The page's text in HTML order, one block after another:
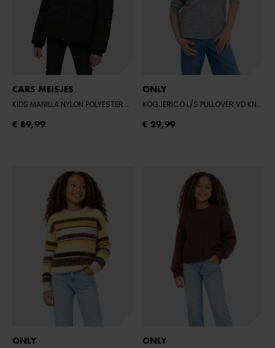
CARS MEISJES
KIDS MANILLA NYLON POLYESTER BLACK - 01 BLACK
€ 89,99
ONLY
KOGJERICO L/S PULLOVER VD KNT
€ 29,99
ONLY ONLY